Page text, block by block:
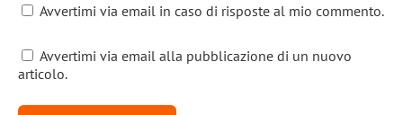
Avvertimi via email in caso di risposte al mio commento.
Avvertimi via email alla pubblicazione di un nuovo
articolo.